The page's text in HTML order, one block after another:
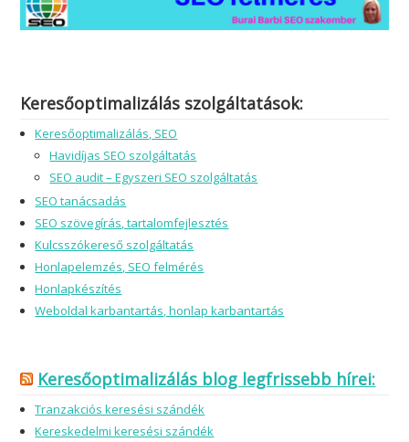
Keresőoptimalizálás szolgáltatások:
Keresőoptimalizálás, SEO
Havidíjas SEO szolgáltatás
SEO audit – Egyszeri SEO szolgáltatás
SEO tanácsadás
SEO szövegírás, tartalomfejlesztés
Kulcsszókereső szolgáltatás
Honlapelemzés, SEO felmérés
Honlapkészítés
Weboldal karbantartás, honlap karbantartás
Keresőoptimalizálás blog legfrissebb hírei:
Tranzakciós keresési szándék
Kereskedelmi keresési szándék